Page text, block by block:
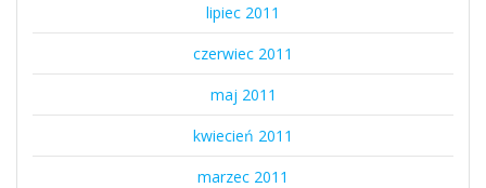
lipiec 2011
czerwiec 2011
maj 2011
kwiecień 2011
marzec 2011